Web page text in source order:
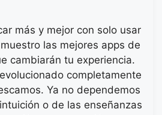
más y mejor con solo usar
las mejores apps de
cambiarán tu experiencia.
completamente
Ya no dependemos
o de las enseñanzas